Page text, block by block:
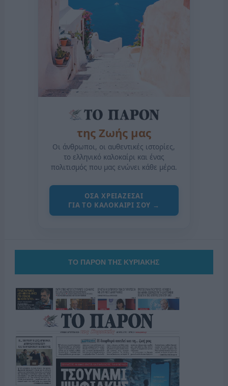
της Ζωής μας
Οι άνθρωποι, οι αυθεντικές ιστορίες,
το ελληνικό καλοκαίρι και ένας
πολιτισμός που μας ενώνει κάθε μέρα.
ΟΣΑ ΧΡΕΙΑΖΕΣΑΙ
ΓΙΑ ΤΟ ΚΑΛΟΚΑΙΡΙ ΣΟΥ →
ΤΟ ΠΑΡΟΝ ΤΗΣ ΚΥΡΙΑΚΗΣ